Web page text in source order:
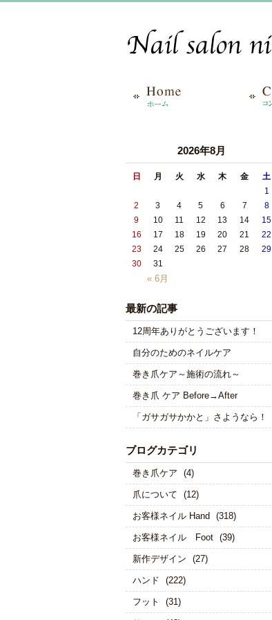
2026年8月
日 月 火 水 木 金 土
« 6月
1
2
3 4 5 6 7
8
9
10 11 12 13 14
15
16
17 18 19 20 21
22
23
24 25 26 27 28
29
30
31
最新の記事
12周年ありがとうございます！
自分のためのネイルケア
巻き爪ケア～施術の流れ～
巻き爪 ケア Before→After
「ガサガサかかと」さようなら！
ブログカテゴリ
巻き爪ケア (4)
爪について (12)
お客様ネイル Hand (318)
お客様ネイル Foot (39)
新作デザイン (27)
ハンド (222)
フット (31)